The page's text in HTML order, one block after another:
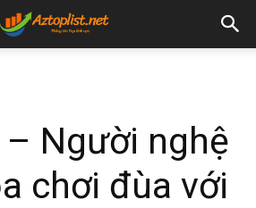
Người nghệ
chơi đùa với